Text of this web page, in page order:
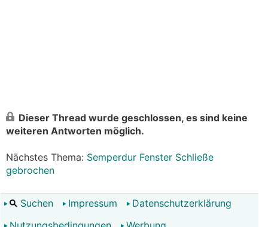
Dieser Thread wurde geschlossen, es sind keine
weiteren Antworten möglich.
Nächstes Thema: Semperdur Fenster Schließe
gebrochen
Suchen Impressum
Datenschutzerklärung